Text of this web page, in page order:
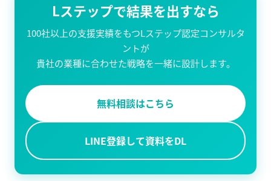
Lステップで結果を出すなら
100社以上の支援実績をもつLステップ認定コンサルタ
ントが
貴社の業種に合わせた戦略を一緒に設計します。
無料相談はこちら
LINE登録して資料をDL